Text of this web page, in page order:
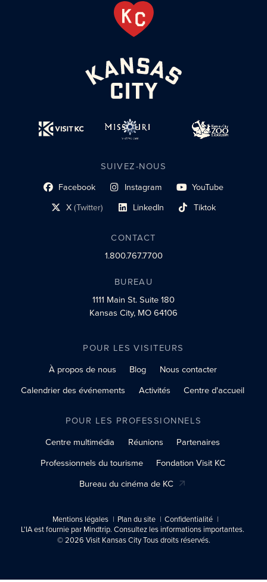
SUIVEZ-NOUS
Facebook
lien du profil social Instagram
lien vers le profil social YouTube
lien vers le profil social
X(Twitter)
lien vers le profil socialLinkedIn
lien vers le profil socialTiktok
lien vers le profil social
CONTACT
1.800.767.7700
BUREAU
1111 Main St.Suite 180
Kansas City, MO 64106
POUR LES VISITEURS
À propos de nous
Blog
Nous contacter
Calendrier des événements
Activités Centre d'accueil
POUR LES PROFESSIONNELS
Centre multimédia
Réunions
Partenaires
Professionnels du tourisme
Fondation Visit KC
Bureau du cinéma de KC
Mentions légales Plan du site
Confidentialité
L'IA est fournie par Mindtrip. Consultez les informations importantes.
© 2026 Visit Kansas City Tous droits réservés.